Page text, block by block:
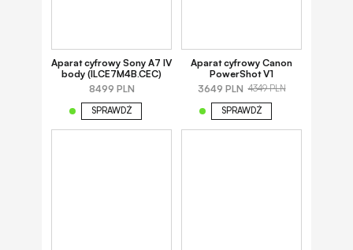
Aparat cyfrowy Sony A7 IV
body (ILCE7M4B.CEC)
8499 PLN
SPRAWDŹ
Aparat cyfrowy Canon
PowerShot V1
3649 PLN 4349 PLN
SPRAWDŹ